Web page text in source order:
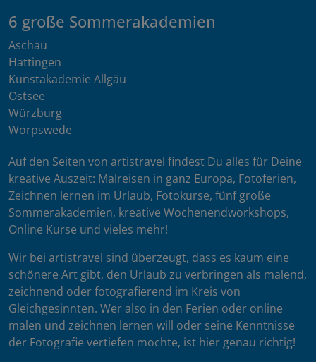
6 große Sommerakademien
Aschau
Hattingen
Kunstakademie Allgäu
Ostsee
Würzburg
Worpswede
Auf den Seiten von artistravel findest Du alles für Deine
kreative Auszeit: Malreisen in ganz Europa, Fotoferien,
Zeichnen lernen im Urlaub, Fotokurse, fünf große
Sommerakademien, kreative Wochenendworkshops,
Online Kurse und vieles mehr!
Wir bei artistravel sind überzeugt, dass es kaum eine
schönere Art gibt, den Urlaub zu verbringen als malend,
zeichnend oder fotografierend im Kreis von
Gleichgesinnten. Wer also in den Ferien oder online
malen und zeichnen lernen will oder seine Kenntnisse
der Fotografie vertiefen möchte, ist hier genau richtig!